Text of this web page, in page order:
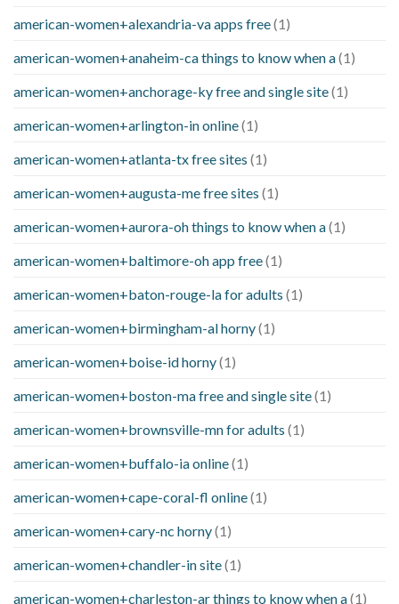
american-women+alexandria-va apps free(1)
american-women+anaheim-ca things to know when a(1)
american-women+anchorage-ky free and single site(1)
american-women+arlington-in online(1)
american-women+atlanta-tx free sites (1)
american-women+augusta-me free sites (1)
american-women+aurora-oh things to know when a(1)
american-women+baltimore-oh app free(1)
american-women+baton-rouge-la for adults (1)
american-women+birmingham-al horny(1)
american-women+boise-id horny(1)
american-women+boston-ma free and single site(1)
american-women+brownsville-mn for adults (1)
american-women+buffalo-ia online(1)
american-women+cape-coral-fl online(1)
american-women+cary-nc horny(1)
american-women+chandler-in site(1)
american-women+charleston-ar things to know when a(1)